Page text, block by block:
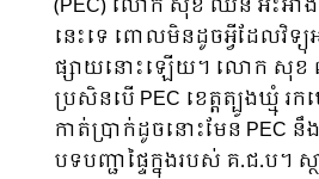
នេះទេ ពោលមិនដូចអ្វីដែលវិទ្
ផ្សាយនោះឡើយ។ លោក សុខ
ប្រសិនបើ PEC ខេត្តត្បូងឃ្មុំ រ
កាត់ប្រាក់ដូចនោះមែន PEC
បទបញ្ជាផ្ទៃក្នុងរបស់ គ.ជ.ប។